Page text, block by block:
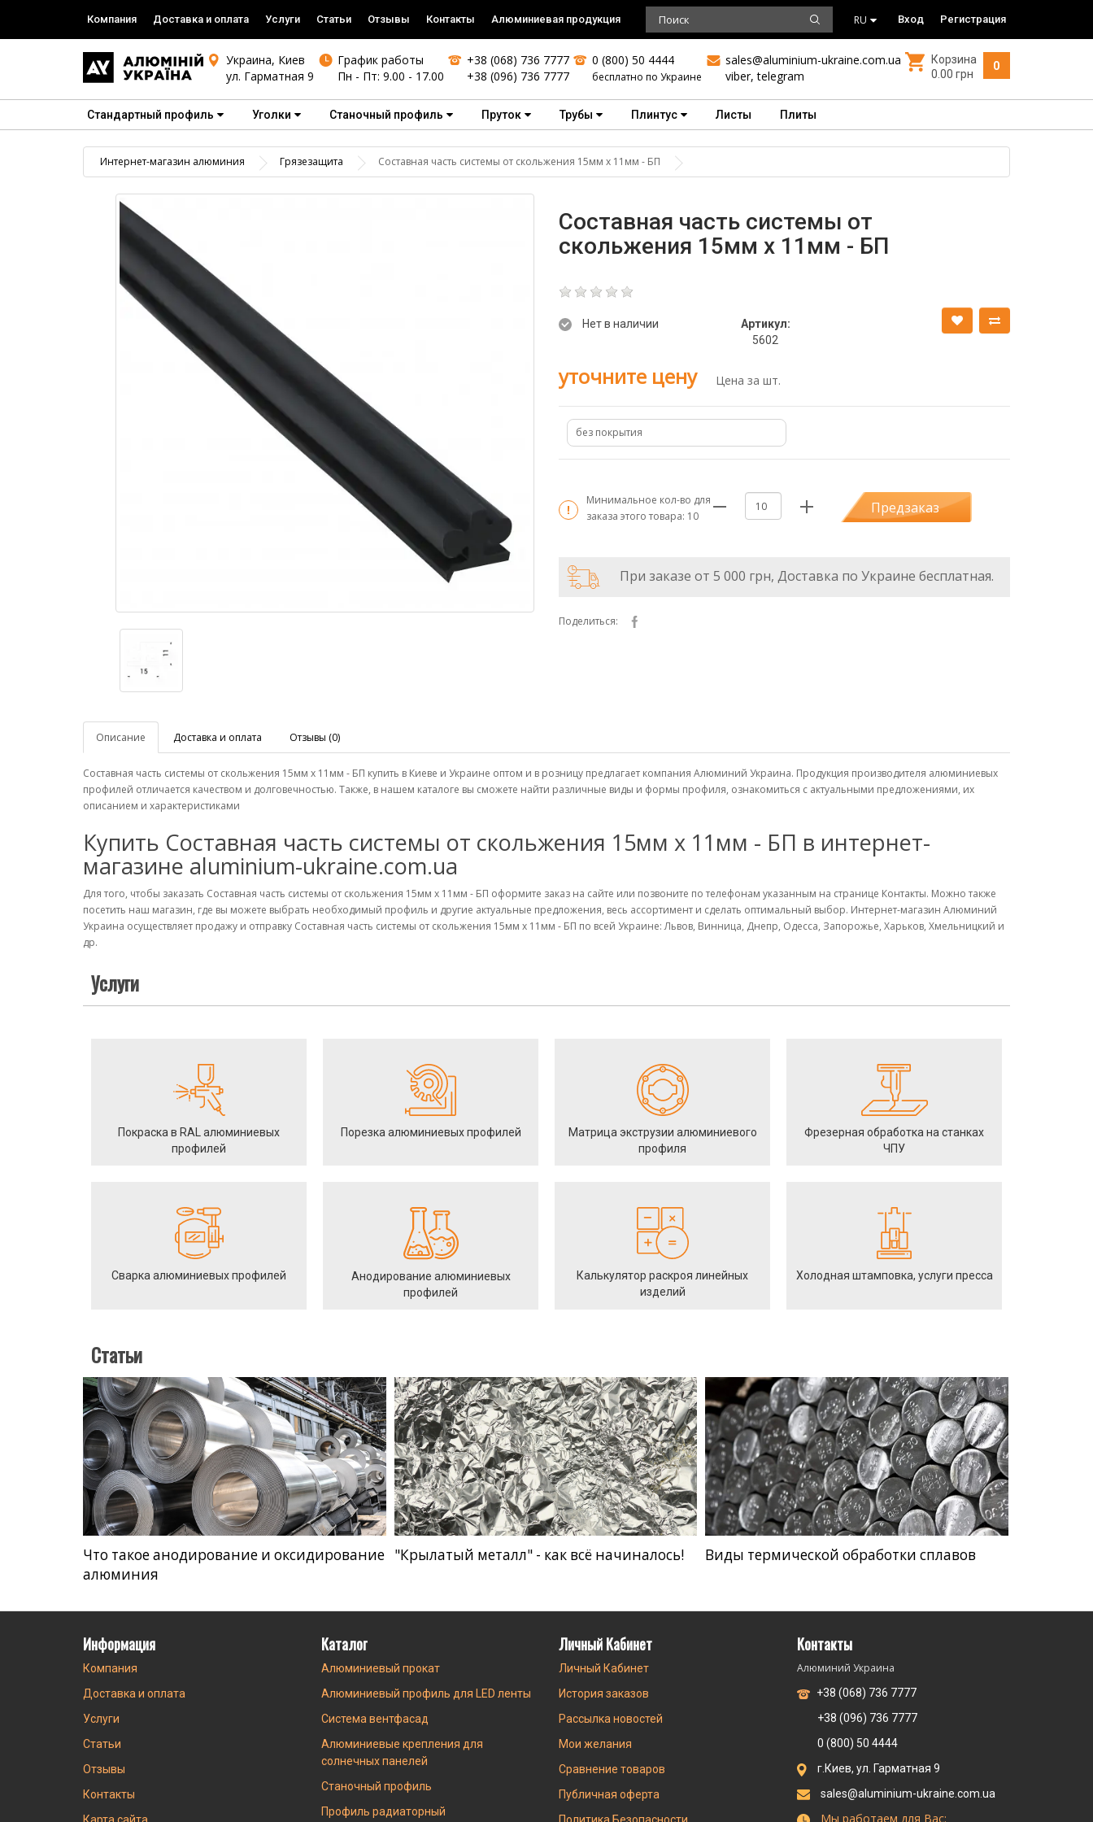
Компания Доставка и оплата Услуги Статьи Отзывы Контакты Алюминиевая продукция RU Вход Регистрация
Украина, Киев
ул. Гарматная 9
График работы
Пн - Пт: 9.00 - 17.00
+38 (068) 736 7777
+38 (096) 736 7777
0 (800) 50 4444
бесплатно по Украине
sales@aluminium-ukraine.com.ua
viber,telegram
0
Корзина
0.00 грн
Стандартный профиль Уголки Станочный профиль Пруток Трубы Плинтус Листы Плиты
Интернет-магазин алюминия Грязезащита Составная часть системы от скольжения 15мм х 11мм - БП
Составная часть системы от
скольжения 15мм х 11мм - БП
Нет в наличии
Артикул:
5602
уточните цену Цена за шт.
без покрытия
Минимальное кол-во для
заказа этого товара: 10 Предзаказ
При заказе от 5 000 грн, Доставка по Украине бесплатная.
Поделиться:
Описание Доставка и оплата Отзывы (0)
Составная часть системы от скольжения 15мм х 11мм - БП купить в Киеве и Украине оптом и в розницу предлагает компания Алюминий Украина. Продукция производителя алюминиевых
профилей отличается качеством и долговечностью. Также, в нашем каталоге вы сможете найти различные виды и формы профиля, ознакомиться с актуальными предложениями, их
описанием и характеристиками
Купить Составная часть системы от скольжения 15мм х 11мм - БП в интернет-
магазине aluminium-ukraine.com.ua
Для того, чтобы заказать Составная часть системы от скольжения 15мм х 11мм - БП оформите заказ на сайте или позвоните по телефонам указанным на странице Контакты. Можно также
посетить наш магазин, где вы можете выбрать необходимый профиль и другие актуальные предложения, весь ассортимент и сделать оптимальный выбор. Интернет-магазин Алюминий
Украина осуществляет продажу и отправку Составная часть системы от скольжения 15мм х 11мм - БП по всей Украине: Львов, Винница, Днепр, Одесса, Запорожье, Харьков, Хмельницкий и
др.
Услуги
Покраска в RAL алюминиевых
профилей
Порезка алюминиевых профилей
Матрица экструзии алюминиевого
профиля
Фрезерная обработка на станках
ЧПУ
Сварка алюминиевых профилей
Анодирование алюминиевых
профилей
Калькулятор раскроя линейных
изделий
Холодная штамповка, услуги пресса
Статьи
Что такое анодирование и оксидирование
алюминия
"Крылатый металл" - как всё начиналось! Виды термической обработки сплавов
Информация
Компания
Доставка и оплата
Услуги
Статьи
Отзывы
Контакты
Каталог
Алюминиевый прокат
Алюминиевый профиль для LED ленты
Система вентфасад
Алюминиевые крепления для
солнечных панелей
Станочный профиль
Профиль радиаторный
Личный Кабинет
Личный Кабинет
История заказов
Рассылка новостей
Мои желания
Сравнение товаров
Публичная оферта
Контакты
Алюминий Украина
+38 (068) 736 7777
+38 (096) 736 7777
0 (800) 50 4444
г.Киев, ул. Гарматная 9
sales@aluminium-ukraine.com.ua
Мы работаем для Вас: